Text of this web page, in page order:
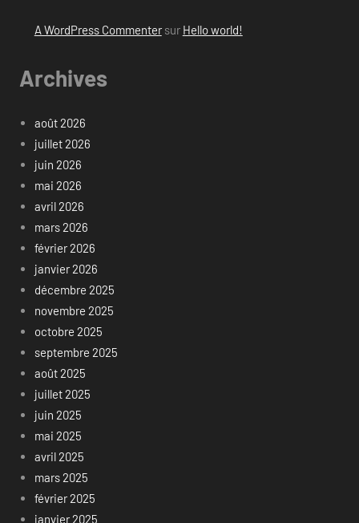
A WordPress Commentersur Hello world!
Archives
août 2026
juillet 2026
juin 2026
mai 2026
avril 2026
mars 2026
février 2026
janvier 2026
décembre 2025
novembre 2025
octobre 2025
septembre 2025
août 2025
juillet 2025
juin 2025
mai 2025
avril 2025
mars 2025
février 2025
janvier 2025